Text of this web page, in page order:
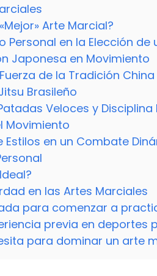
Arte Marcial?
Personal en la Elección de
Japonesa en Movimiento
de la Tradición China
Brasileño
Veloces y Disciplina
Movimiento
Estilos en un Combate
en las Artes Marciales
para comenzar a
previa en
para dominar un arte